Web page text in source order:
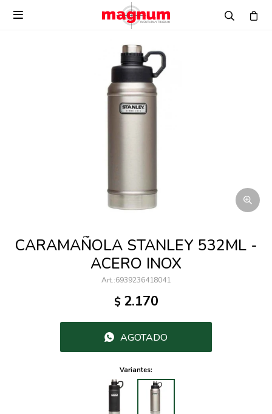

CARAMAÑOLA STANLEY 532ML -
ACERO INOX
6939236418041
$ 2.170
AGOTADO
Variantes: